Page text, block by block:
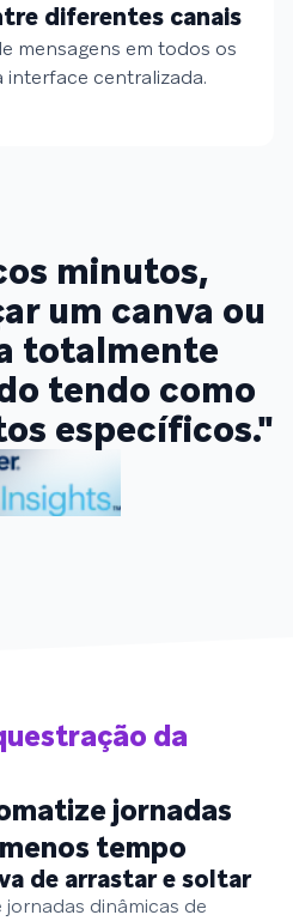
diferentes canais
mensagens em todos os
interface centralizada.
minutos,
um canva ou
totalmente
tendo como
específicos."
da
jornadas
tempo
de arrastar e soltar
jornadas dinâmicas de